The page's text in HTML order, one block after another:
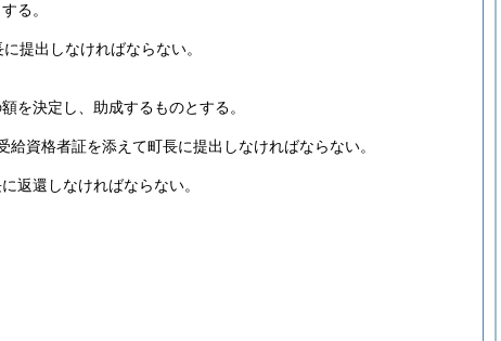
る。
提出しなければならない。
を決定し、助成するものとする。
給資格者証を添えて町長に提出しなければならない。
返還しなければならない。